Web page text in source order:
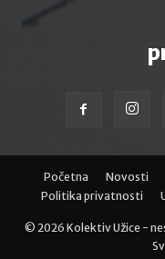
Početna Novosti
Politika privatnosti
© 2026 Kolektiv Užice -